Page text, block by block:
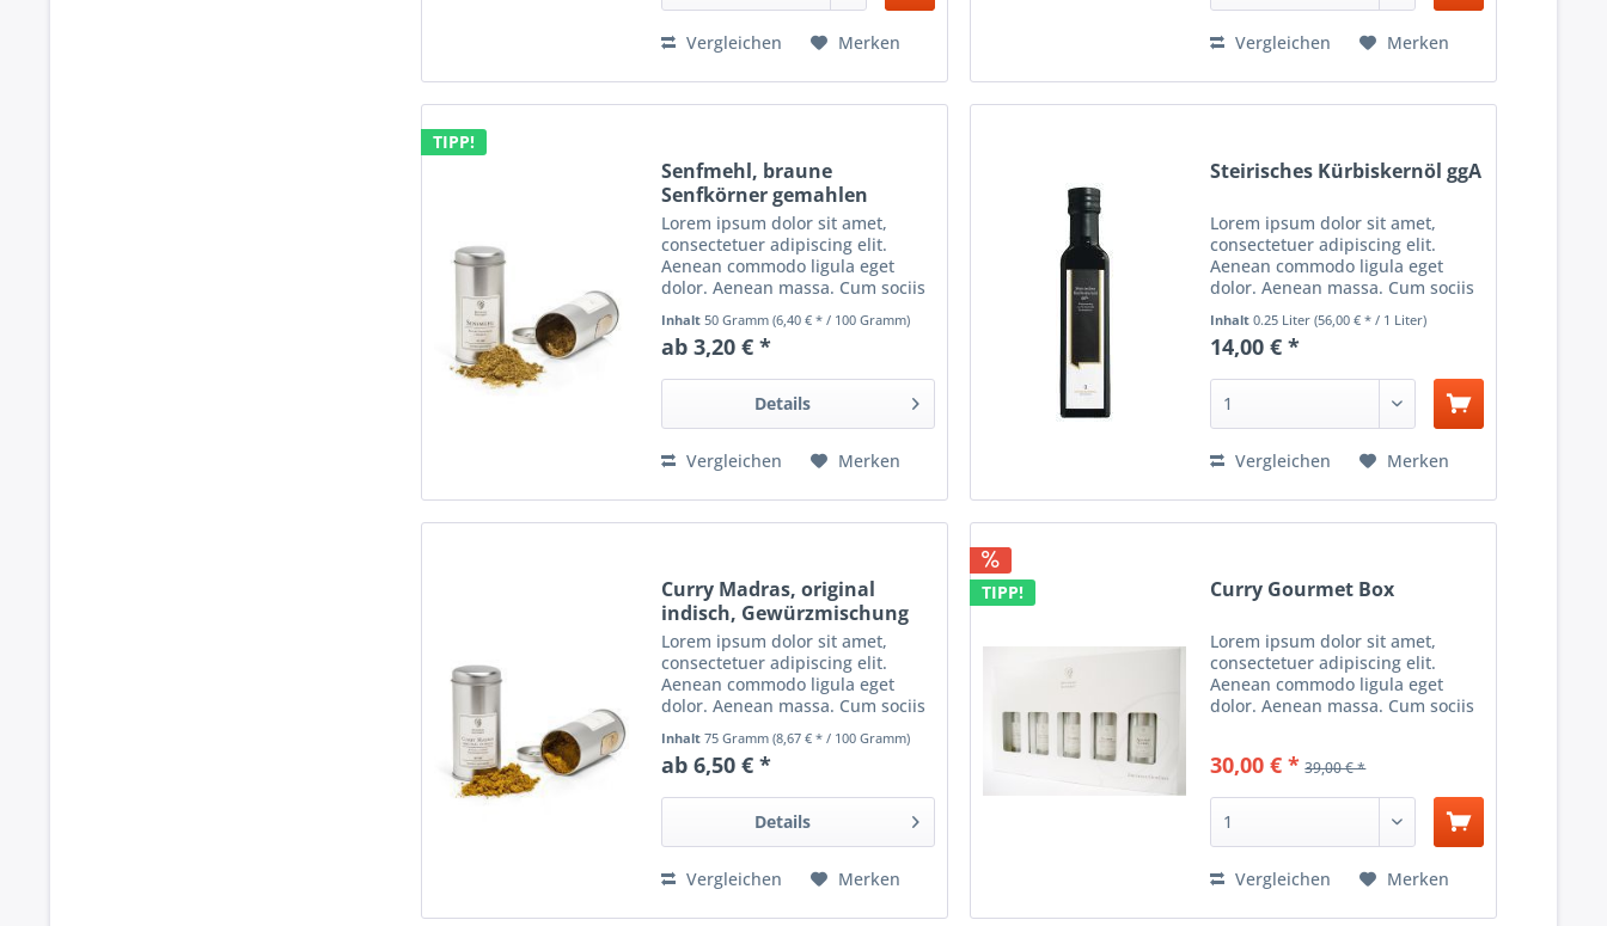
Vergleichen Merken Vergleichen Merken
TIPP!
Senfmehl, braune
Senfkörner gemahlen
Lorem ipsum dolor sit amet,
consectetuer adipiscing elit.
Aenean commodo ligula eget
dolor. Aenean massa. Cum sociis
parturient montes, nascetur
ridiculus mus. Donec quam felis,
ultricies nec, pellentesque...
Inhalt50 Gramm(6,40 € * / 100 Gramm)
ab 3,20 € *
Details
Vergleichen Merken
Steirisches Kürbiskernöl ggA
Lorem ipsum dolor sit amet,
consectetuer adipiscing elit.
Aenean commodo ligula eget
dolor. Aenean massa. Cum sociis
natoque penatibus et magnis dis
parturient montes, nascetur
ridiculus mus. Donec quam felis,
ultricies nec, pellentesque...
Inhalt0.25 Liter(56,00 € * / 1 Liter)
14,00 € *
Vergleichen Merken
Curry Madras, original
indisch, Gewürzmischung
Lorem ipsum dolor sit amet,
consectetuer adipiscing elit.
Aenean commodo ligula eget
dolor. Aenean massa. Cum sociis
parturient montes, nascetur
ridiculus mus. Donec quam felis,
ultricies nec, pellentesque...
Inhalt75 Gramm(8,67 € * / 100 Gramm)
ab 6,50 € *
Details
Vergleichen Merken
TIPP! Curry Gourmet Box
Lorem ipsum dolor sit amet,
consectetuer adipiscing elit.
Aenean commodo ligula eget
dolor. Aenean massa. Cum sociis
ridiculus mus. Donec quam felis,
ultricies nec, pellentesque...
30,00 € * 39,00 € *
Vergleichen Merken